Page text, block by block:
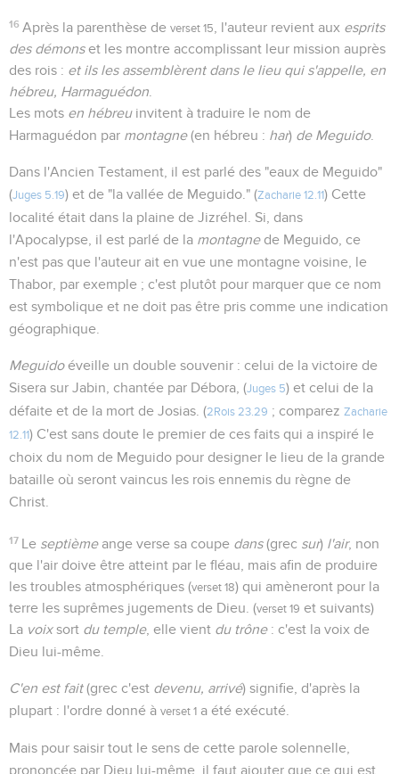
16 Après la parenthèse deverset 15 , l'auteur revient aux esprits
des démonset les montre accomplissant leur mission auprès
des rois : et ils les assemblèrent dans le lieu qui s'appelle, en
hébreu, Harmaguédon
Les mots en hébreuinvitent à traduire le nom de
Harmaguédon par montagne(en hébreu : har) de Meguido.
Dans l'Ancien Testament, il est parlé des "eaux de Meguido"
(Juges 5.19) et de "la vallée de Meguido." (Zacharie 12.11) Cette
localité était dans la plaine de Jizréhel. Si, dans
l'Apocalypse, il est parlé de la montagnede Meguido, ce
n'est pas que l'auteur ait en vue une montagne voisine, le
Thabor, par exemple ; c'est plutôt pour marquer que ce nom
est symbolique et ne doit pas être pris comme une indication
géographique.
Meguidoéveille un double souvenir : celui de la victoire de
Sisera sur Jabin, chantée par Débora, (Juges 5) et celui de la
défaite et de la mort de Josias. (2Rois 23.29 ; comparez Zacharie
12.11) C'est sans doute le premier de ces faits qui a inspiré le
choix du nom de Meguido pour designer le lieu de la grande
bataille où seront vaincus les rois ennemis du règne de
Christ.
17 Le septièmeange verse sa coupe dans(grec sur) l'air, non
que l'air doive être atteint par le fléau, mais afin de produire
les troubles atmosphériques (verset 18) qui amèneront pour la
terre les suprêmes jugements de Dieu. (verset 19 et suivants)
La voixsort du temple, elle vient du trône: c'est la voix de
Dieu lui-même.
C'en est fait(grec c'est devenu, arrivé) signifie, d'après la
plupart : l'ordre donné à verset 1 a été exécuté.
Mais pour saisir tout le sens de cette parole solennelle,
prononcée par Dieu lui-même, il faut ajouter que ce qui est